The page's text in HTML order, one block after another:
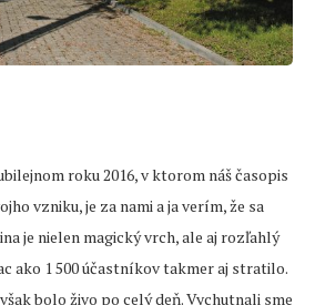
roku 2016, v ktorom náš časopis
vzniku, je za nami a ja verím, že sa
je nielen magický vrch, ale aj rozľahlý
ako 1 500 účastníkov takmer aj stratilo.
bolo živo po celý deň. Vychutnali sme